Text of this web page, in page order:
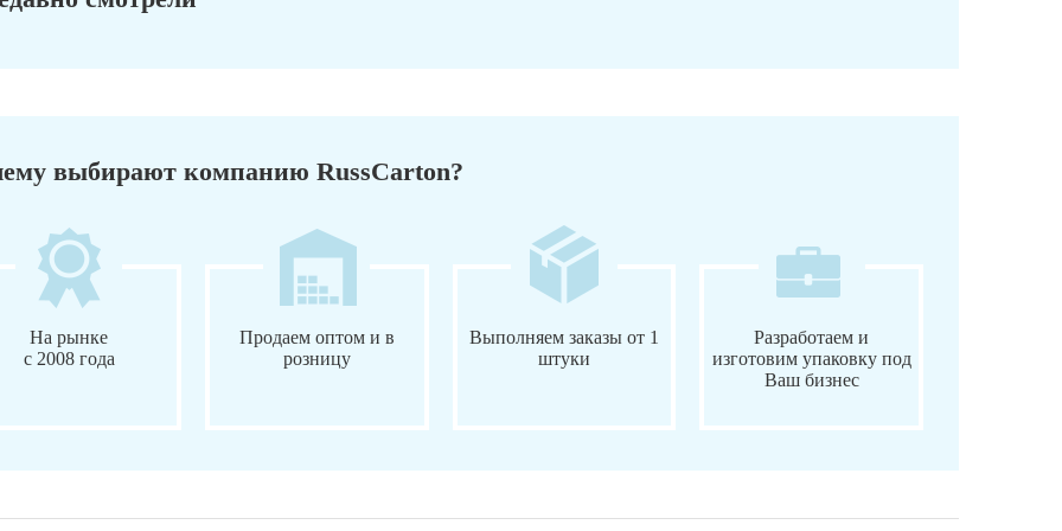
выбирают компанию RussCarton?
На рынке
с 2008 года
Продаем оптом и в
розницу
Выполняем заказы от 1
штуки
Разработаем и
изготовим упаковку под
Ваш бизнес